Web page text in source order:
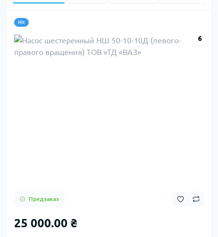
Hit
6
Предзаказ
25 000.00 ₴